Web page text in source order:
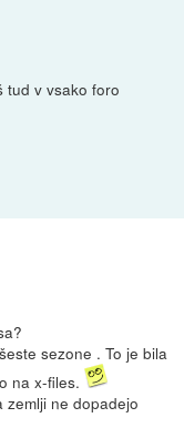
tud v vsako foro
sezone . To je bila
na x-files.
zemlji ne dopadejo